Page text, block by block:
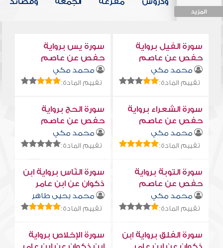
المزيد
سورة الفيل برواية
حفص عن عاصم
محمد مكي
تقييم المادة:
سورة يس برواية
حفص عن عاصم
محمد مكي
تقييم المادة:
سورة الشعراء برواية
حفص عن عاصم
محمد مكي
تقييم المادة:
سورة الحج برواية
حفص عن عاصم
محمد مكي
تقييم المادة:
سورة التوبة برواية
حفص عن عاصم
محمد مكي
تقييم المادة:
سورة النّاس برواية ابن
ذكوان عن ابن عامر
محمد يحيى طاهر
تقييم المادة:
سورة الفلق برواية ابن
سورة الإخلاص برواية